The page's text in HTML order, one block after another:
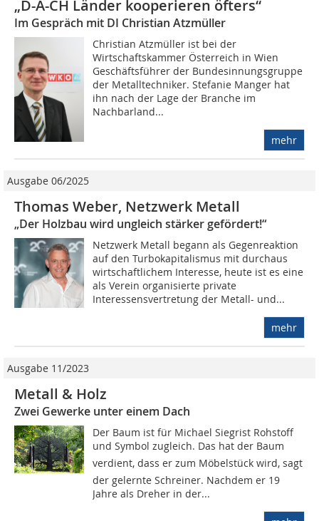
„D-A-CH Länder kooperieren öfters“
Im Gespräch mit DI Christian Atzmüller
Christian Atzmüller ist bei der
Wirtschaftskammer Österreich in Wien
Geschäftsführer der Bundesinnungsgruppe
der Metalltechniker. Stefanie Manger hat
ihn nach der Lage der Branche im
Nachbarland...
mehr
Ausgabe 06/2025
Thomas Weber, Netzwerk Metall
„Der Holzbau wird ungleich stärker gefördert!“
Netzwerk Metall begann als Gegenreaktion
auf den Turbokapitalismus mit durchaus
wirtschaftlichem Interesse, heute ist es eine
als Verein organisierte private
Interessensvertretung der Metall- und...
mehr
Ausgabe 11/2023
Metall & Holz
Zwei Gewerke unter einem Dach
Der Baum ist für Michael Siegrist Rohstoff
und Symbol zugleich. Das hat der Baum
verdient, dass er zum Möbelstück wird, sagt
der gelernte Schreiner. Nachdem er 19
Jahre als Dreher in der...